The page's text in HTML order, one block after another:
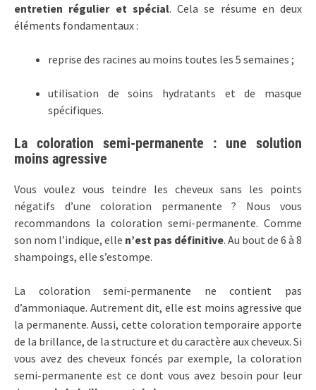
entretien régulier et spécial. Cela se résume en deux
éléments fondamentaux :
reprise des racines au moins toutes les 5 semaines ;
utilisation de soins hydratants et de masque
spécifiques.
La coloration semi-permanente : une solution
moins agressive
Vous voulez vous teindre les cheveux sans les points
négatifs d’une coloration permanente ? Nous vous
recommandons la coloration semi-permanente. Comme
son nom l’indique, elle n’est pas définitive. Au bout de 6 à 8
shampoings, elle s’estompe.
La coloration semi-permanente ne contient pas
d’ammoniaque. Autrement dit, elle est moins agressive que
la permanente. Aussi, cette coloration temporaire apporte
de la brillance, de la structure et du caractère aux cheveux. Si
vous avez des cheveux foncés par exemple, la coloration
semi-permanente est ce dont vous avez besoin pour leur